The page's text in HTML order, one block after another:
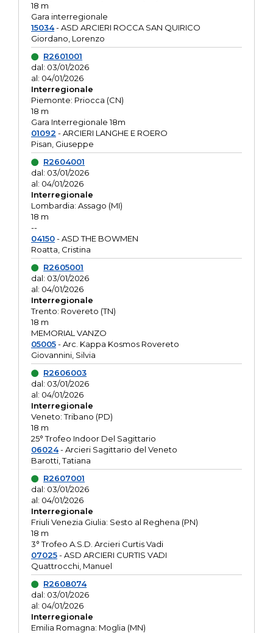
18 m
Gara interregionale
15034- ASD ARCIERI ROCCA SAN QUIRICO
Giordano, Lorenzo
R2601001
dal: 03/01/2026
al: 04/01/2026
Interregionale
Piemonte: Priocca (CN)
18 m
Gara Interregionale 18m
01092 - ARCIERI LANGHE E ROERO
Pisan, Giuseppe
R2604001
dal: 03/01/2026
al: 04/01/2026
Interregionale
Lombardia: Assago (MI)
18 m
--
04150- ASD THE BOWMEN
Roatta, Cristina
R2605001
dal: 03/01/2026
al: 04/01/2026
Interregionale
Trento: Rovereto (TN)
18 m
MEMORIAL VANZO
05005- Arc. Kappa Kosmos Rovereto
Giovannini, Silvia
R2606003
dal: 03/01/2026
al: 04/01/2026
Interregionale
Veneto: Tribano (PD)
18 m
25° Trofeo Indoor Del Sagittario
06024- Arcieri Sagittario del Veneto
Barotti, Tatiana
R2607001
dal: 03/01/2026
al: 04/01/2026
Interregionale
Friuli Venezia Giulia: Sesto al Reghena (PN)
18 m
3° Trofeo A.S.D. Arcieri Curtis Vadi
07025- ASD ARCIERI CURTIS VADI
Quattrocchi, Manuel
R2608074
dal: 03/01/2026
al: 04/01/2026
Interregionale
Emilia Romagna: Moglia (MN)